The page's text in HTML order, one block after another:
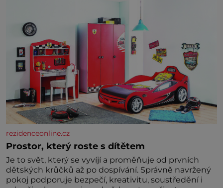
rezidenceonline.cz
Prostor, který roste s dítětem
Je to svět, který se vyvíjí a proměňuje od prvních
dětských krůčků až po dospívání. Správně navržený
pokoj podporuje bezpečí, kreativitu, soustředění i